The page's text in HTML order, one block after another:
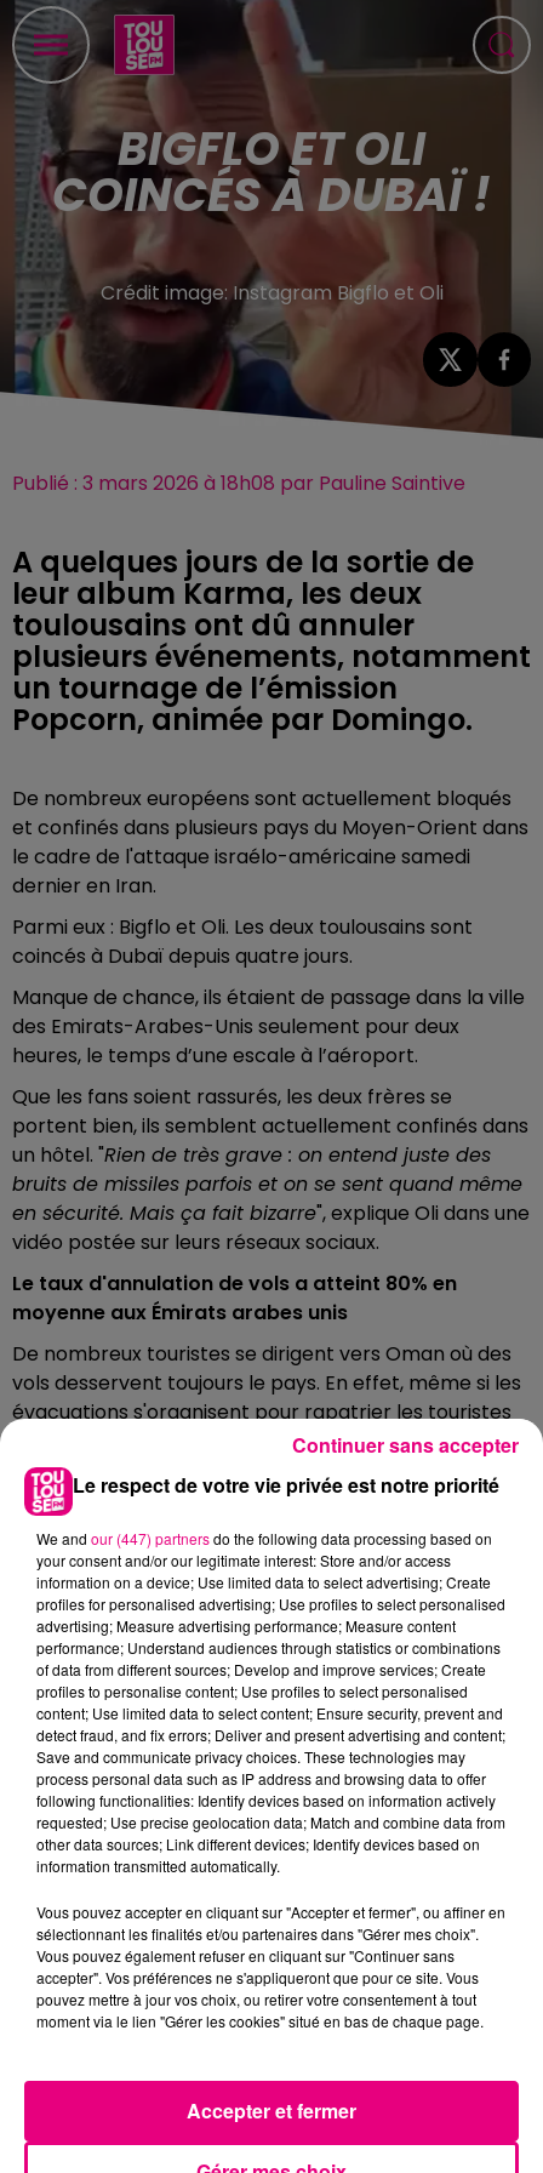
BIGFLO ET OLI
COINCÉS À DUBAÏ !
Crédit image:Instagram Bigflo et Oli
Publié : 3 mars 2026 à 18h08 par Pauline Saintive
A quelques jours de la sortie de
leur album Karma, les deux
toulousains ont dû annuler
plusieurs événements, notamment
un tournage de l’émission
Popcorn, animée par Domingo.
De nombreux européens sont actuellement bloqués
et confinés dans plusieurs pays du Moyen-Orient dans
le cadre de l'attaque israélo-américaine samedi
dernier en Iran.
Parmi eux : Bigflo et Oli. Les deux toulousains sont
coincés à Dubaï depuis quatre jours.
Manque de chance, ils étaient de passage dans la ville
des Emirats-Arabes-Unis seulement pour deux
heures, le temps d’une escale à l’aéroport.
Que les fans soient rassurés, les deux frères se
portent bien, ils semblent actuellement confinés dans
un hôtel. "Rien de très grave : on entend juste des
bruits de missiles parfois et on se sent quand même
en sécurité. Mais ça fait bizarre", explique Oli dans une
vidéo postée sur leurs réseaux sociaux.
Le taux d'annulation de vols a atteint 80% en
moyenne aux Émirats arabes unis
De nombreux touristes se dirigent vers Oman où des
vols desservent toujours le pays. En effet, même si les
évacuations s'organisent pour rapatrier les touristes
et expatriés, le taux d'annulation de vols a atteint 80%
en moyenne aux Émirats arabes unis.
FILS D'ACTUS
24 juillet 2026
INCENDIE À PLAISANCE-DU-TOUCH : DES
HABITATIONS ÉVACUÉES FACE À...
Alors que la Haute-Garonne est en vigilance
rouge pour risque très élevé de feux de forêt, un
nouvel incendie spectaculaire s'est déclaré ce
vendredi...
VIOLENT INCENDIE AU NORD DE
Le respect de votre vie privée est notre priorité
We and our (447) partnersdo the following data processing based on
your consent and/or our legitimate interest: Store and/or access
information on a device; Use limited data to select advertising; Create
profiles for personalised advertising; Use profiles to select personalised
advertising; Measure advertising performance; Measure content
performance; Understand audiences through statistics or combinations
of data from different sources; Develop and improve services; Create
profiles to personalise content; Use profiles to select personalised
content; Use limited data to select content; Ensure security, prevent and
detect fraud, and fix errors; Deliver and present advertising and content;
Save and communicate privacy choices. These technologies may
process personal data such as IP address and browsing data to offer
following functionalities: Identify devices based on information actively
requested; Use precise geolocation data; Match and combine data from
other data sources; Link different devices; Identify devices based on
information transmitted automatically.
Vous pouvez accepter en cliquant sur "Accepter et fermer", ou affiner en
sélectionnant les finalités et/ou partenaires dans "Gérer mes choix".
Vous pouvez également refuser en cliquant sur "Continuer sans
accepter". Vos préférences ne s'appliqueront que pour ce site. Vous
pouvez mettre à jour vos choix, ou retirer votre consentement à tout
moment via le lien "Gérer les cookies" situé en bas de chaque page.
Accepter et fermer
Continuer sans accepter